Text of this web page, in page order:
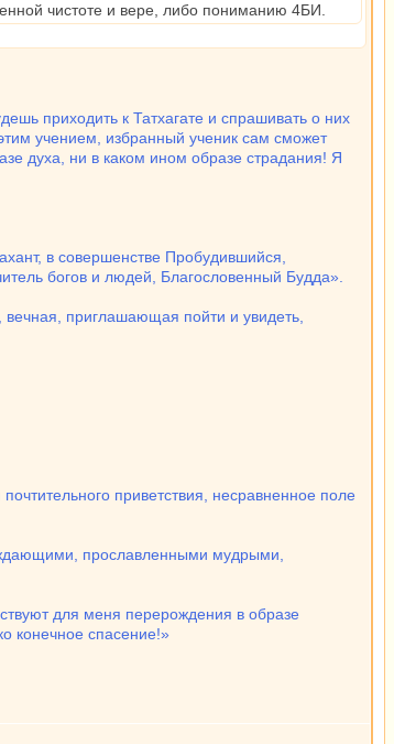
чистоте и вере, либо пониманию 4БИ.
приходить к Татхагате и спрашивать о них
учением, избранный ученик сам сможет
духа, ни в каком ином образе страдания! Я
в совершенстве Пробудившийся,
богов и людей, Благословенный Будда».
приглашающая пойти и увидеть,
приветствия, несравненное поле
прославленными мудрыми,
для меня перерождения в образе
конечное спасение!»